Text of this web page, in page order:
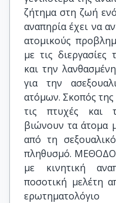
ζήτημα στη ζωή
αναπηρία έχει να
ατομικούς
με τις διεργασίες
και την
για την
ατόμων. Σκοπός της
τις πτυχές και
βιώνουν τα άτομα
από τη
πληθυσμό.
με κινητική
ποσοτική μελέτη